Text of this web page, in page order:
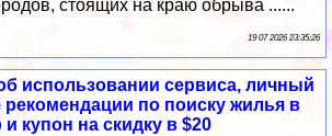
стоящих на краю обрыва ......
19 07 2026 23:35:26
использовании сервиса, личный
по поиску жилья в
и купон на скидку в $20